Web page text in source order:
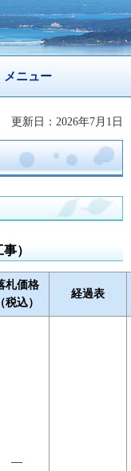
メニュー
更新日：2026年7月1日
）
札価格
（税込）
経過表
―